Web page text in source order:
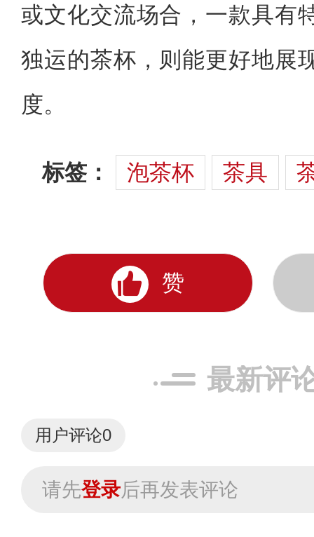
或文化交流场合，一款具有
独运的茶杯，则能更好地展
度。
标签： 泡茶杯 茶具
赞
最新评
用户评论0
请先登录后再发表评论